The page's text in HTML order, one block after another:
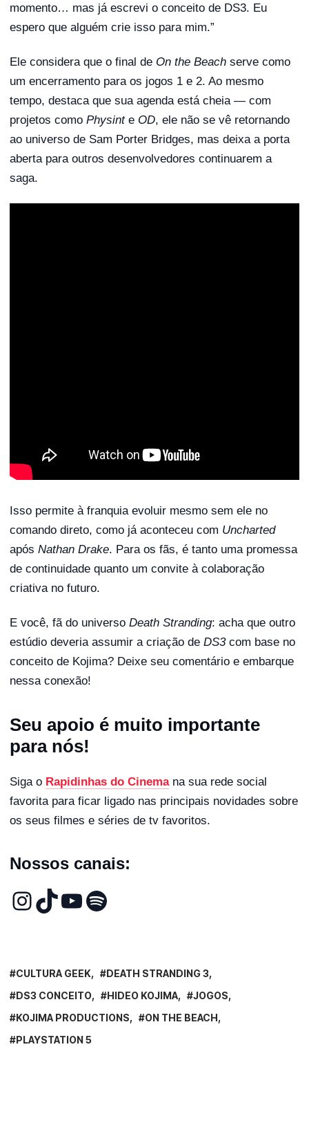
momento… mas já escrevi o conceito de DS3. Eu
espero que alguém crie isso para mim.”
Ele considera que o final de On the Beach serve como
um encerramento para os jogos 1 e 2. Ao mesmo
tempo, destaca que sua agenda está cheia — com
projetos como Physinte OD, ele não se vê retornando
ao universo de Sam Porter Bridges, mas deixa a porta
aberta para outros desenvolvedores continuarem a
saga.
Isso permite à franquia evoluir mesmo sem ele no
comando direto, como já aconteceu com Uncharted
após Nathan Drake. Para os fãs, é tanto uma promessa
de continuidade quanto um convite à colaboração
criativa no futuro.
E você, fã do universo Death Stranding: acha que outro
estúdio deveria assumir a criação de DS3com base no
conceito de Kojima? Deixe seu comentário e embarque
nessa conexão!
Seu apoio é muito importante
para nós!
Siga o Rapidinhas do Cinemana sua rede social
favorita para ficar ligado nas principais novidades sobre
os seus filmes e séries de tv favoritos.
Nossos canais:
CULTURA GEEK
DEATH STRANDING 3
DS3 CONCEITO
HIDEO KOJIMA
JOGOS
KOJIMA PRODUCTIONS
ON THE BEACH
PLAYSTATION 5